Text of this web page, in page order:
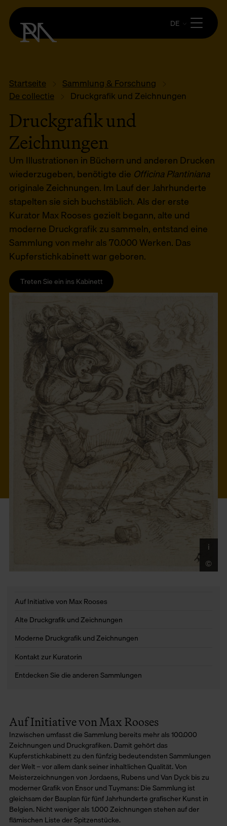
DE
Startseite
Sammlung & Forschung
De collectie
Druckgrafik und Zeichnungen
Druckgrafik und
Zeichnungen
Um Illustrationen in Büchern und anderen Drucken
wiederzugeben, benötigte die Officina Plantiniana
originale Zeichnungen. Im Lauf der Jahrhunderte
stapelten sie sich buchstäblich. Als der erste
Kurator Max Rooses gezielt begann, alte und
moderne Druckgrafik zu sammeln, entstand eine
Sammlung von mehr als 70.000 Werken. Das
Kupferstichkabinett war geboren.
Treten Sie ein ins Kabinett
©
i
Auf Initiative von Max Rooses
Inzwischen umfasst die Sammlung bereits mehr als 100.000
Zeichnungen und Druckgrafiken. Damit gehört das
Kupferstichkabinett zu den fünfzig bedeutendsten Sammlungen
der Welt – vor allem dank seiner inhaltlichen Qualität. Von
Meisterzeichnungen von Jordaens, Rubens und Van Dyck bis zu
moderner Grafik von Ensor und Tuymans: Die Sammlung ist
gleichsam der Bauplan für fünf Jahrhunderte grafischer Kunst in
Belgien. Nicht weniger als 1.000 Zeichnungen stehen auf der
flämischen Liste der Spitzenstücke.
Auf Initiative von Max Rooses
Alte Druckgrafik und Zeichnungen
Moderne Druckgrafik und Zeichnungen
Kontakt zur Kuratorin
Entdecken Sie die anderen Sammlungen